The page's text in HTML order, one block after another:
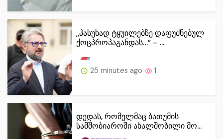
,,პასუხად ტყუილებზე დაფუძნებულ
ქოცპროპაგანდას…” – ...
25 minutes ago 1
დედას, რომელმაც ბათუმის
სამშობიაროში ახალშობილი მო...